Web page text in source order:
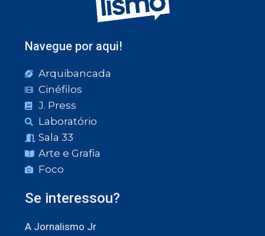
Navegue por aqui!
Arquibancada
Cinéfilos
J. Press
Laboratório
Sala 33
Arte e Grafia
Foco
Se interessou?
A Jornalismo Jr